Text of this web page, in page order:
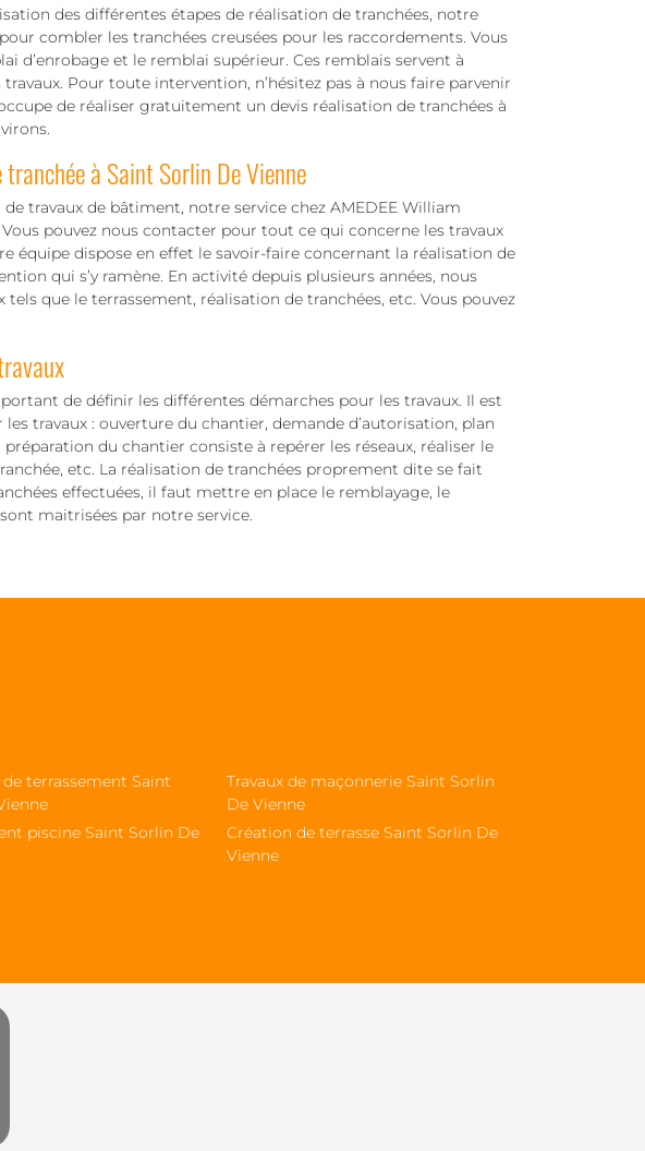
des différentes étapes de réalisation de tranchées, notre
combler les tranchées creusées pour les raccordements. Vous
d’enrobage et le remblai supérieur. Ces remblais servent à
Pour toute intervention, n’hésitez pas à nous faire parvenir
de réaliser gratuitement un devis réalisation de tranchées à
à Saint Sorlin De Vienne
travaux de bâtiment, notre service chez AMEDEE William
pouvez nous contacter pour tout ce qui concerne les travaux
équipe dispose en effet le savoir-faire concernant la réalisation de
qui s’y ramène. En activité depuis plusieurs années, nous
tels que le terrassement, réalisation de tranchées, etc. Vous pouvez
de définir les différentes démarches pour les travaux. Il est
travaux : ouverture du chantier, demande d’autorisation, plan
préparation du chantier consiste à repérer les réseaux, réaliser le
etc. La réalisation de tranchées proprement dite se fait
effectuées, il faut mettre en place le remblayage, le
maitrisées par notre service.
terrassement Saint
piscine Saint Sorlin De
Travaux de maçonnerie Saint Sorlin
De Vienne
Création de terrasse Saint Sorlin De
Vienne